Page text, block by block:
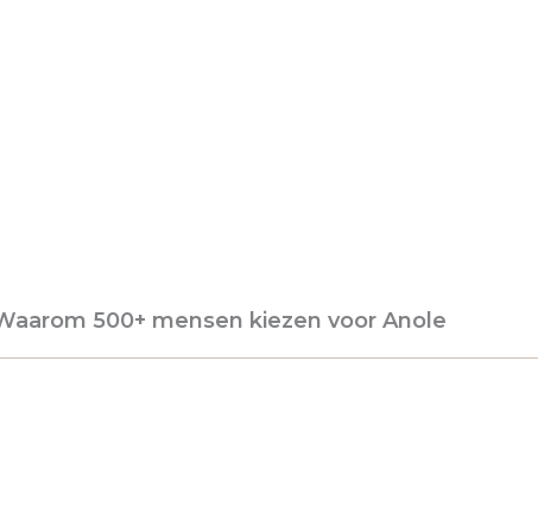
500+ mensen kiezen voor Anole